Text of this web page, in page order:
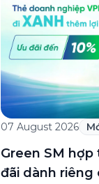
trình ưu đãi di
hàng có điểm đi
hộ dịch vụ này.
07 August 2026
Green SM hợp
đãi dành riêng